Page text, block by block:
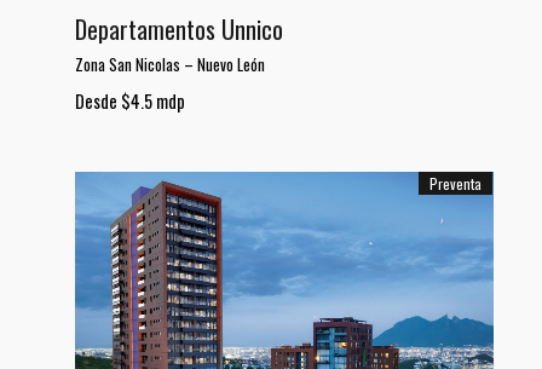
Departamentos Unnico
Zona San Nicolas – Nuevo León
Desde $4.5 mdp
Preventa